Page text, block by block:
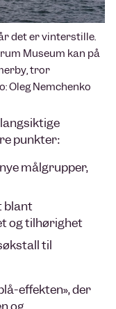
det er vinterstille.
Museum kan på
tror
Oleg Nemchenko
punkter:
målgrupper,
blant
og tilhørighet
til
effekten», der
og